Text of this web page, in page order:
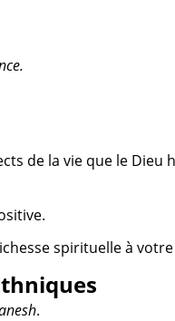
de la vie que le Dieu
spirituelle à votre
.